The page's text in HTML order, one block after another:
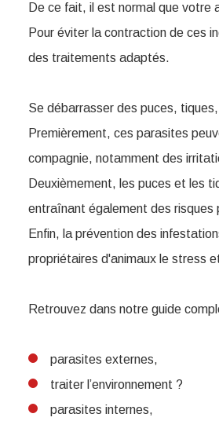
De ce fait, il est normal que votre
Pour éviter la contraction de ces
des traitements adaptés.
Se débarrasser des puces,
Premièrement, ces parasites
compagnie, notamment des
Deuxièmement, les puces et les
entraînant également des risques
Enfin, la prévention des
propriétaires d'animaux le stress
Retrouvez dans notre guide
parasites externes,
traiter l’environnement ?
parasites internes,